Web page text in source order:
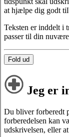
at hjælpe dig godt
Teksten er inddelt i
passer til din
Fold ud
Jeg er
Du bliver forberedt
forberedelsen kan
udskrivelsen, eller